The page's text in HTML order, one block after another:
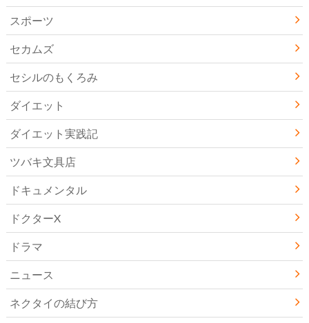
スポーツ
セカムズ
セシルのもくろみ
ダイエット
ダイエット実践記
ツバキ文具店
ドキュメンタル
ドクターX
ドラマ
ニュース
ネクタイの結び方